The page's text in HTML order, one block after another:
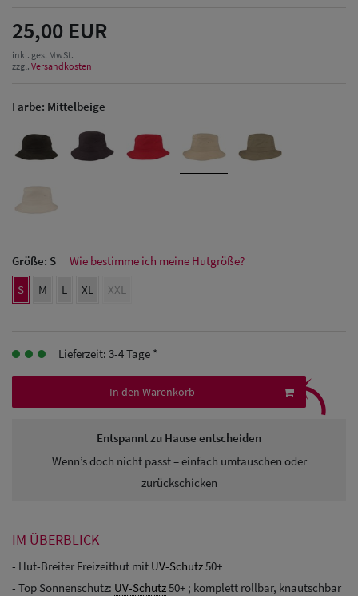
Herren Caps
Herren
Herren UV-
Schutz Caps
Sonnenschilder
& Visoren
Snapback Caps
25,00 EUR
inkl. ges. MwSt.
zzgl. Versandkosten
Farbe: Mittelbeige
Größe: S
Wie bestimme ich meine Hutgröße?
S
M L XL XXL
Lieferzeit: 3-4 Tage *
In den Warenkorb
Entspannt zu Hause entscheiden
Wenn’s doch nicht passt – einfach umtauschen oder
zurückschicken
⤹
IM ÜBERBLICK
- Hut-Breiter Freizeithut mit UV-Schutz50+
- Top Sonnenschutz: UV-Schutz50+ ; komplett rollbar, knautschbar